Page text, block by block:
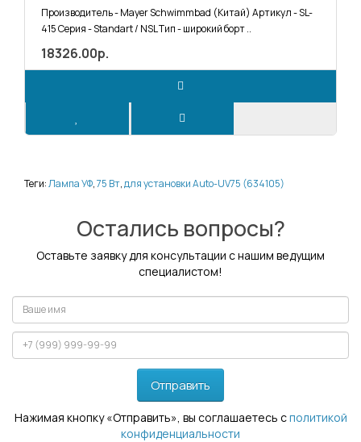
Производитель - Mayer Schwimmbad (Китай) Артикул - SL-
415 Серия - Standart / NSL Тип - широкий борт ..
18326.00р.
Теги:Лампа УФ,75 Вт,для установки Auto-UV75 (634105)
Остались вопросы?
Оставьте заявку для консультации с нашим ведущим
специалистом!
Отправить
Нажимая кнопку «Отправить», вы соглашаетесь сполитикой
конфиденциальности